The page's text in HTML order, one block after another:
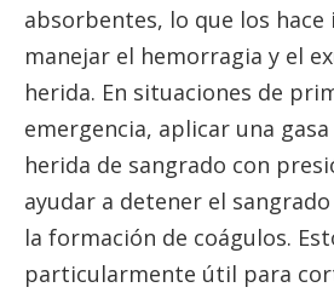
absorbentes, lo que los hace
manejar el hemorragia y el
herida. En situaciones de
emergencia, aplicar una gasa
herida de sangrado con
ayudar a detener el
la formación de coágulos.
particularmente útil para